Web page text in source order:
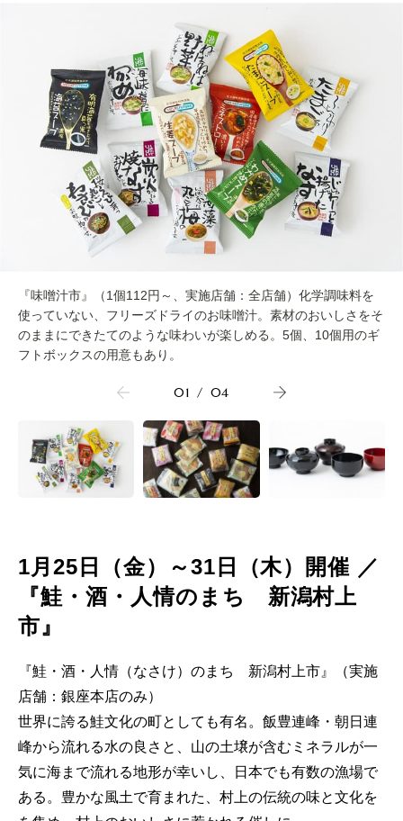
『味噌汁市』（1個112円～、実施店舗：全店舗）化学調味料を
使っていない、フリーズドライのお味噌汁。素材のおいしさをそ
のままにできたてのような味わいが楽しめる。5個、10個用のギ
フトボックスの用意もあり。
01 / 04
1月25日（金）～31日（木）開催 ／
『鮭・酒・人情のまち 新潟村上
市』
『鮭・酒・人情（なさけ）のまち 新潟村上市』（実施
店舗：銀座本店のみ）
世界に誇る鮭文化の町としても有名。飯豊連峰・朝日連
峰から流れる水の良さと、山の土壌が含むミネラルが一
気に海まで流れる地形が幸いし、日本でも有数の漁場で
ある。豊かな風土で育まれた、村上の伝統の味と文化を